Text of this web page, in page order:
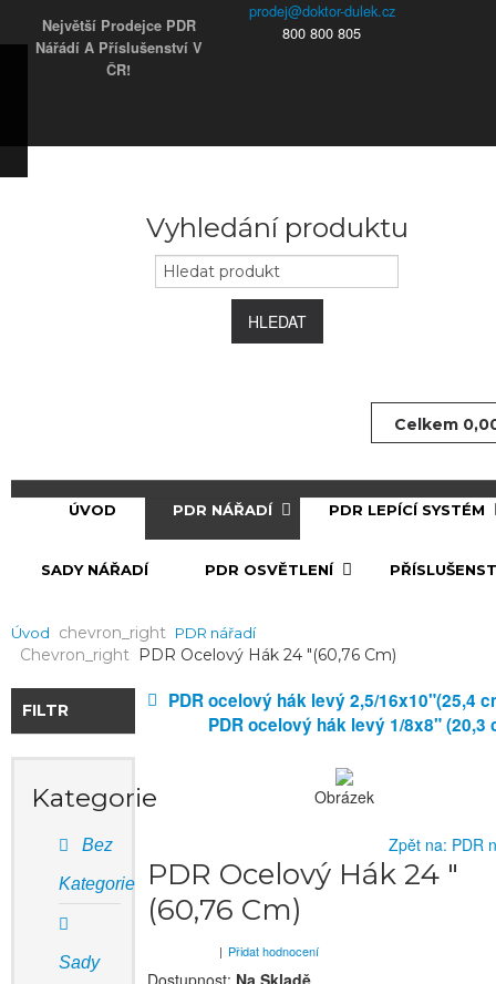
Největší Prodejce PDR
Nářádí A Příslušenství V
ČR!
800 800 805
Vyhledání produktu
HLEDAT
Celkem
ÚVOD PDR NÁŘADÍ PDR LEPÍCÍ SYSTÉM
SADY NÁŘADÍ PDR OSVĚTLENÍ
Úvod Chevron_right PDR nářadí
Chevron_right PDR Ocelový Hák 24 "(60,76 Cm)
FILTR
Kategorie
Bez
Kategorie
Sady
PDR ocelový hák levý 2,5/16x10"(25,4
PDR ocelový hák levý 1/8x8" (20,3
Obrázek
Zpět na: PDR
PDR Ocelový Hák 24 "
(60,76 Cm)
| Přidat hodnocení